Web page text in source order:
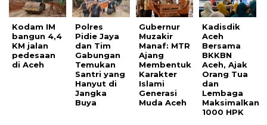
Kodam IM
bangun 4,4
KM jalan
pedesaan
di Aceh
Polres
Pidie Jaya
dan Tim
Gabungan
Temukan
Santri yang
Hanyut di
Jangka
Buya
Gubernur
Muzakir
Manaf: MTR
Ajang
Membentuk
Karakter
Islami
Generasi
Muda Aceh
Kadisdik
Aceh
Bersama
BKKBN
Aceh, Ajak
Orang Tua
dan
Lembaga
Maksimalkan
1000 HPK